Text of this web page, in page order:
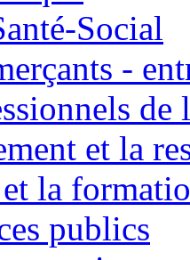
Social
-
de
et la
la
publics